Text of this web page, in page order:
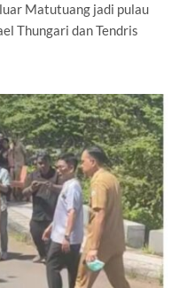
Matutuang jadi pulau
Thungari dan Tendris